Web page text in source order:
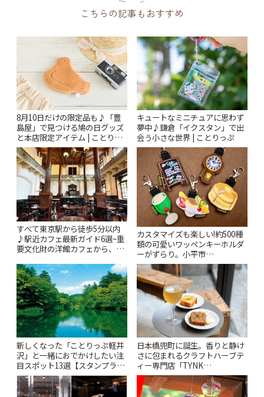
こちらの記事もおすすめ
8月10日だけの限定品も♪「豊
島屋」で見つける鳩の日グッズ
と本店限定アイテム | ことりっ
ぷ
キュートなミニチュアに思わず
夢中♪鎌倉「イクスタン」で出
会う小さな世界 | ことりっぷ
すべて東京駅から徒歩5分以内
♪駅近カフェ最新ガイド6選~重
要文化財の洋館カフェから、改
りっぷ
カスタマイズも楽しい!約500種
類の可愛いワッペンキーホルダ
ーがずらり。小平市
「Kimamaya T&K」 | ことりっ
ぷ
新しくなった「ことりっぷ軽井
沢」と一緒におでかけしたい注
目スポット13選【スタンプラリ
ー開催中】 | ことりっぷ
日本橋兜町に誕生。香りと静け
さに包まれるクラフトハーブテ
ィー専門店「TYNK
Kabutocho」 | ことりっぷ